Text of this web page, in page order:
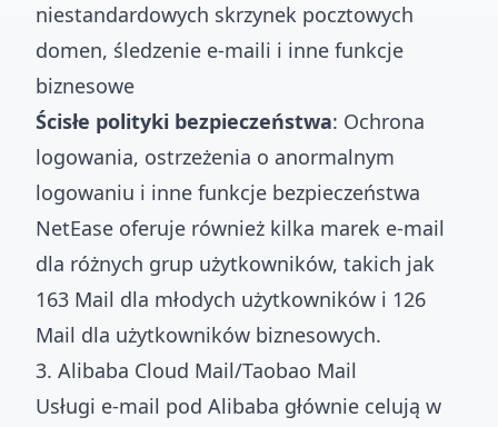
niestandardowych skrzynek pocztowych
domen, śledzenie e-maili i inne funkcje
biznesowe
Ścisłe polityki bezpieczeństwa: Ochrona
logowania, ostrzeżenia o anormalnym
logowaniu i inne funkcje bezpieczeństwa
NetEase oferuje również kilka marek e-mail
dla różnych grup użytkowników, takich jak
163 Mail dla młodych użytkowników i 126
Mail dla użytkowników biznesowych.
3. Alibaba Cloud Mail/Taobao Mail
Usługi e-mail pod Alibaba głównie celują w